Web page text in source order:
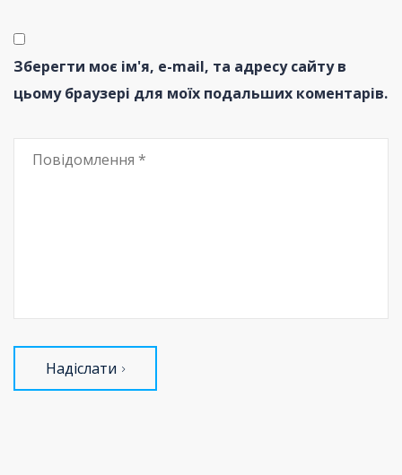
Зберегти моє ім'я, e-mail, та адресу сайту в
цьому браузері для моїх подальших коментарів.
Надіслати